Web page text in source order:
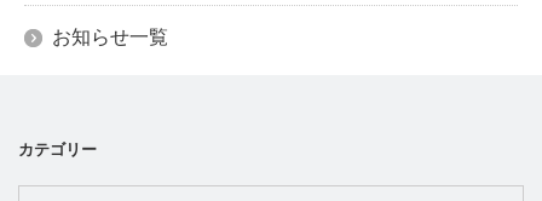
お知らせ一覧
カテゴリー